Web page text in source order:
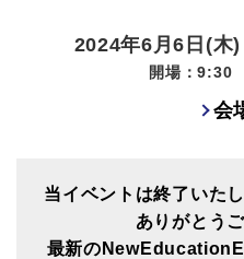
2024年6月6日(木
開場：9:30
会
当イベントは終了いた
ありがとう
最新の